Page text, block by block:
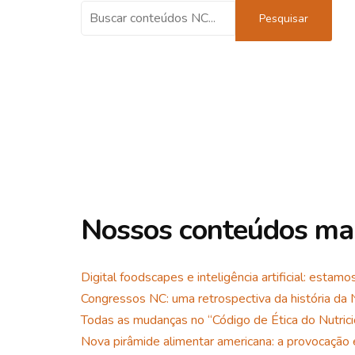
Pesquisar
Nossos conteúdos
Digital foodscapes e inteligência artificial:
Congressos NC: uma retrospectiva da história da
Todas as mudanças no “Código de Ética do
Nova pirâmide alimentar americana: a